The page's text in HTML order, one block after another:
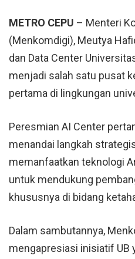
METRO CEPU – Menteri
(Menkomdigi), Meutya
dan Data Center
menjadi salah satu pusat
pertama di lingkungan
Peresmian AI Center
menandai langkah
memanfaatkan teknologi
untuk mendukung
khususnya di bidang
Dalam sambutannya,
mengapresiasi inisiatif UB